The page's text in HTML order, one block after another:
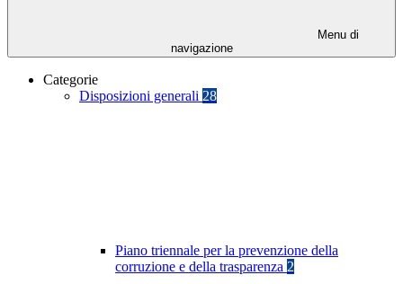
Menu di
navigazione
Categorie
Disposizioni generali 28
Piano triennale per la prevenzione della
corruzione e della trasparenza 2